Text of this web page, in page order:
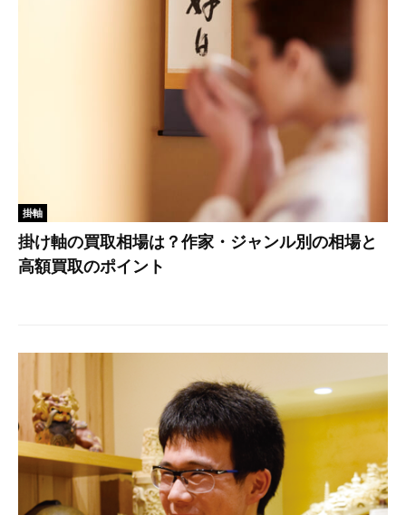
掛軸
掛け軸の買取相場は？作家・ジャンル別の相場と
高額買取のポイント